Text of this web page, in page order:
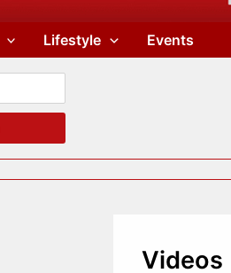
Lifestyle Events
Videos